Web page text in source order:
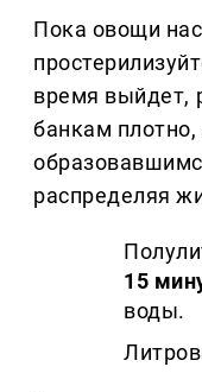
Пока овощи
время выйдет,
банкам
распределяя
15
воды.